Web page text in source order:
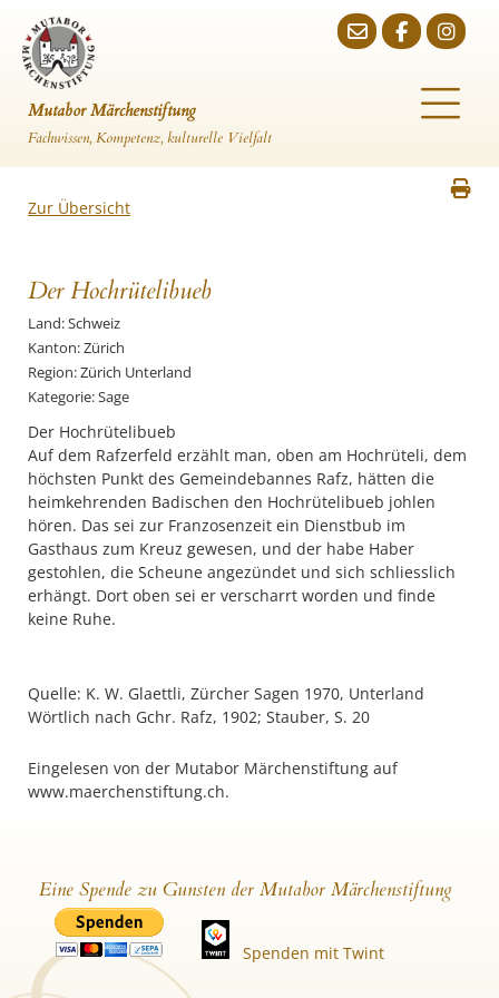
Mutabor Märchenstiftung
Fachwissen, Kompetenz, kulturelle Vielfalt
Zur Übersicht
Der Hochrütelibueb
Land: Schweiz
Kanton: Zürich
Region: Zürich Unterland
Kategorie: Sage
Der Hochrütelibueb
Auf dem Rafzerfeld erzählt man, oben am Hochrüteli, dem
höchsten Punkt des Gemeindebannes Rafz, hätten die
heimkehrenden Badischen den Hochrütelibueb johlen
hören. Das sei zur Franzosenzeit ein Dienstbub im
Gasthaus zum Kreuz gewesen, und der habe Haber
gestohlen, die Scheune angezündet und sich schliesslich
erhängt. Dort oben sei er verscharrt worden und finde
keine Ruhe.
Quelle: K. W. Glaettli, Zürcher Sagen 1970, Unterland
Wörtlich nach Gchr. Rafz, 1902; Stauber, S. 20
Eingelesen von der Mutabor Märchenstiftung auf
www.maerchenstiftung.ch.
Eine Spende zu Gunsten der Mutabor Märchenstiftung
Spenden mit Twint